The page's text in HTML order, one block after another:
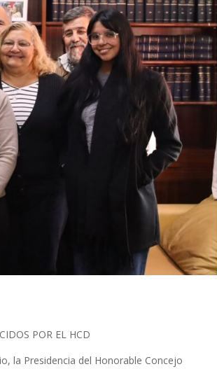
POR EL HCD
la Presidencia del Honorable Concejo